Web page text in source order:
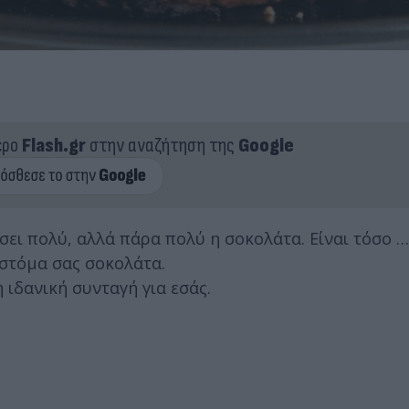
Flash.grστην αναζήτηση της Google
πολύ, αλλά πάρα πολύ η σοκολάτα. Είναι τόσο
σας σοκολάτα.
συνταγή για εσάς.